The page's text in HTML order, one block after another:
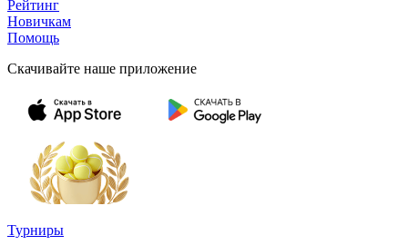
Рейтинг
Новичкам
Помощь
Скачивайте наше приложение
Турниры